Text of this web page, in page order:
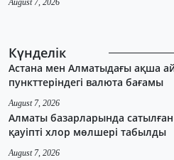
August 7, 2026
Күнделік
Астана мен Алматыдағы ақша
пункттеріндегі валюта бағамы
August 7, 2026
Алматы базарларында сатылған
қауіпті хлор мөлшері табылды
August 7, 2026